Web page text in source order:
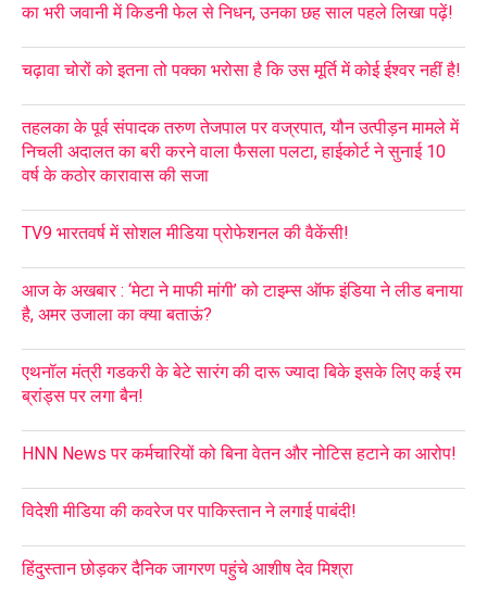
का भरी जवानी में किडनी फेल से निधन, उनका छह साल पहले लिखा पढ़ें!
चढ़ावा चोरों को इतना तो पक्का भरोसा है कि उस मूर्ति में कोई ईश्वर नहीं है!
तहलका के पूर्व संपादक तरुण तेजपाल पर वज्रपात, यौन उत्पीड़न मामले में
निचली अदालत का बरी करने वाला फैसला पलटा, हाईकोर्ट ने सुनाई 10
वर्ष के कठोर कारावास की सजा
TV9 भारतवर्ष में सोशल मीडिया प्रोफेशनल की वैकेंसी!
आज के अखबार : ‘मेटा ने माफी मांगी’ को टाइम्स ऑफ इंडिया ने लीड बनाया
है, अमर उजाला का क्या बताऊं?
एथनॉल मंत्री गडकरी के बेटे सारंग की दारू ज्यादा बिके इसके लिए कई रम
ब्रांड्स पर लगा बैन!
HNN News पर कर्मचारियों को बिना वेतन और नोटिस हटाने का आरोप!
विदेशी मीडिया की कवरेज पर पाकिस्तान ने लगाई पाबंदी!
हिंदुस्तान छोड़कर दैनिक जागरण पहुंचे आशीष देव मिश्रा